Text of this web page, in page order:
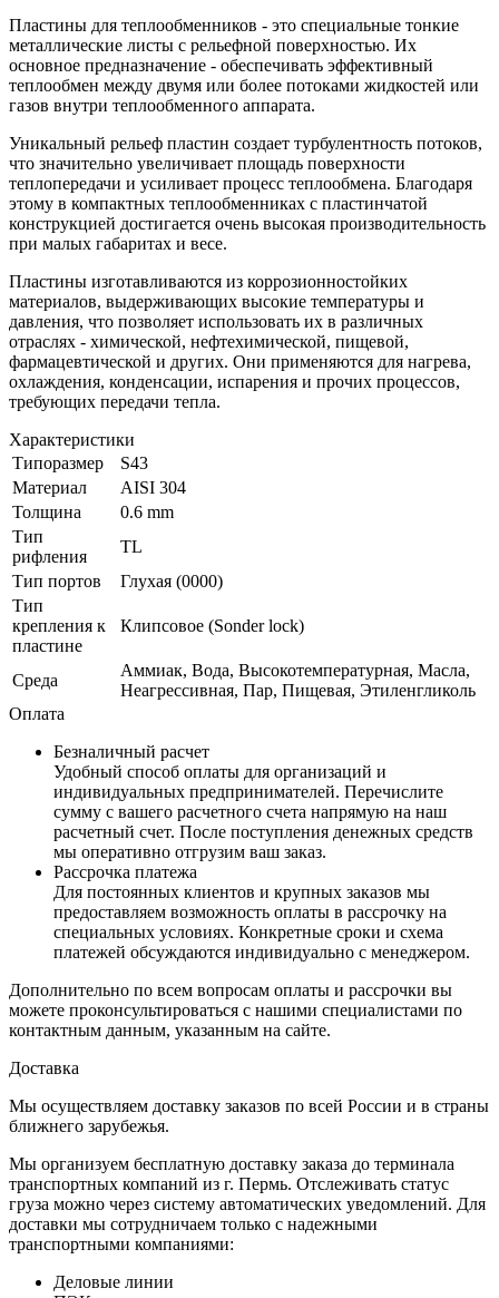
Пластины для теплообменников - это специальные тонкие
металлические листы с рельефной поверхностью. Их
основное предназначение - обеспечивать эффективный
теплообмен между двумя или более потоками жидкостей или
газов внутри теплообменного аппарата.
Уникальный рельеф пластин создает турбулентность потоков,
что значительно увеличивает площадь поверхности
теплопередачи и усиливает процесс теплообмена. Благодаря
этому в компактных теплообменниках с пластинчатой
конструкцией достигается очень высокая производительность
при малых габаритах и весе.
Пластины изготавливаются из коррозионностойких
материалов, выдерживающих высокие температуры и
давления, что позволяет использовать их в различных
отраслях - химической, нефтехимической, пищевой,
фармацевтической и других. Они применяются для нагрева,
охлаждения, конденсации, испарения и прочих процессов,
требующих передачи тепла.
Характеристики
Типоразмер
S43
Материал
AISI 304
Толщина
0.6 mm
Тип
рифления
TL
Тип портов
Глухая (0000)
Тип
крепления к
пластине
Клипсовое (Sonder lock)
Среда
Аммиак, Вода, Высокотемпературная, Масла,
Неагрессивная, Пар, Пищевая, Этиленгликоль
Оплата
Безналичный расчет
Удобный способ оплаты для организаций и
индивидуальных предпринимателей. Перечислите
сумму с вашего расчетного счета напрямую на наш
расчетный счет. После поступления денежных средств
мы оперативно отгрузим ваш заказ.
Рассрочка платежа
Для постоянных клиентов и крупных заказов мы
предоставляем возможность оплаты в рассрочку на
специальных условиях. Конкретные сроки и схема
платежей обсуждаются индивидуально с менеджером.
Дополнительно по всем вопросам оплаты и рассрочки вы
можете проконсультироваться с нашими специалистами по
контактным данным, указанным на сайте.
Доставка
Мы осуществляем доставку заказов по всей России и в страны
ближнего зарубежья.
Мы организуем бесплатную доставку заказа до терминала
транспортных компаний из г. Пермь. Отслеживать статус
груза можно через систему автоматических уведомлений. Для
доставки мы сотрудничаем только с надежными
транспортными компаниями:
Деловые линии